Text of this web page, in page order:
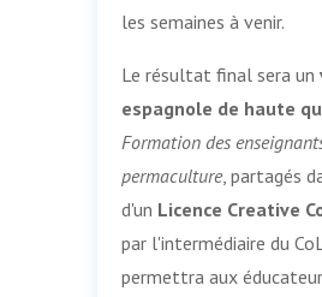
les semaines à venir.
Le résultat final sera un
espagnole de haute
Formation des
permaculture, partagés
d'un Licence Creative
par l'intermédiaire du
permettra aux